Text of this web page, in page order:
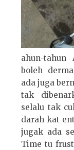
ahun-
boleh
ada juga
tak
selalu tak
darah kat
jugak ada
Time tu